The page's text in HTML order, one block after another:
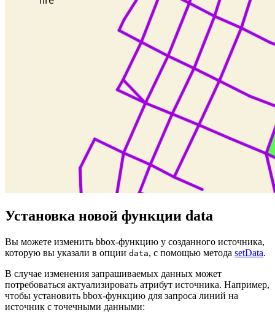
Установка новой функции data
Вы можете изменить bbox-функцию у созданного источника,
которую вы указали в опции data, с помощью метода setData.
В случае изменения запрашиваемых данных может
потребоваться актуализировать атрибут источника. Например,
чтобы установить bbox-функцию для запроса линий на
источник с точечными данными: